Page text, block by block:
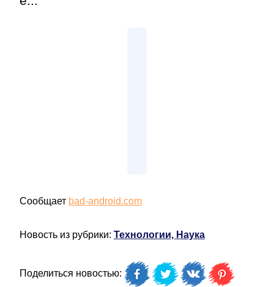
Сообщает bad-android.com
Новость из рубрики: Технологии, Наука
Поделиться новостью: